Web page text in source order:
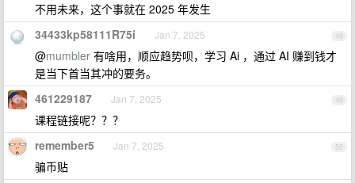
不用未来，这个事就在 2025 年发生
48
34433kp58111R75i Jan 7, 2025
@mumbler 有啥用，顺应趋势呗，学习 Ai ，通过 AI 赚到钱才
是当下首当其冲的要务。
49
461229187 Jan 7, 2025
课程链接呢？？？
50
remember5 Jan 7, 2025
骗币贴